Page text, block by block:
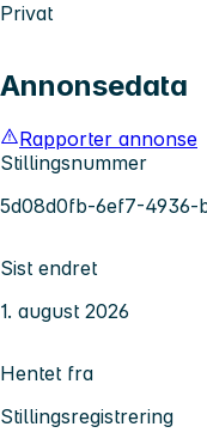
Privat
Annonsedata
Rapporter annonse
Stillingsnummer
5d08d0fb-6ef7-4936-
Sist endret
1. august 2026
Hentet fra
Stillingsregistrering